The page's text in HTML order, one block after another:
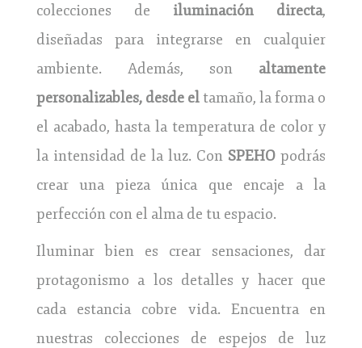
colecciones de iluminación directa,
diseñadas para integrarse en cualquier
ambiente. Además, son altamente
personalizables, desde el tamaño, la forma o
el acabado, hasta la temperatura de color y
la intensidad de la luz. Con SPEHO podrás
crear una pieza única que encaje a la
perfección con el alma de tu espacio.
Iluminar bien es crear sensaciones, dar
protagonismo a los detalles y hacer que
cada estancia cobre vida. Encuentra en
nuestras colecciones de espejos de luz